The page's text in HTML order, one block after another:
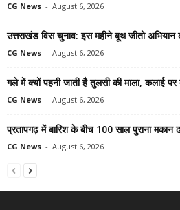
CG News - August 6, 2026
उत्तराखंड विस चुनाव: इस महीने बूथ जीतो अभियान
CG News - August 6, 2026
गले में क्यों पहनी जाती है तुलसी की माला, कलाई पर
CG News - August 6, 2026
प्रतापगढ़ में बारिश के बीच 100 साल पुराना मकान
CG News - August 6, 2026